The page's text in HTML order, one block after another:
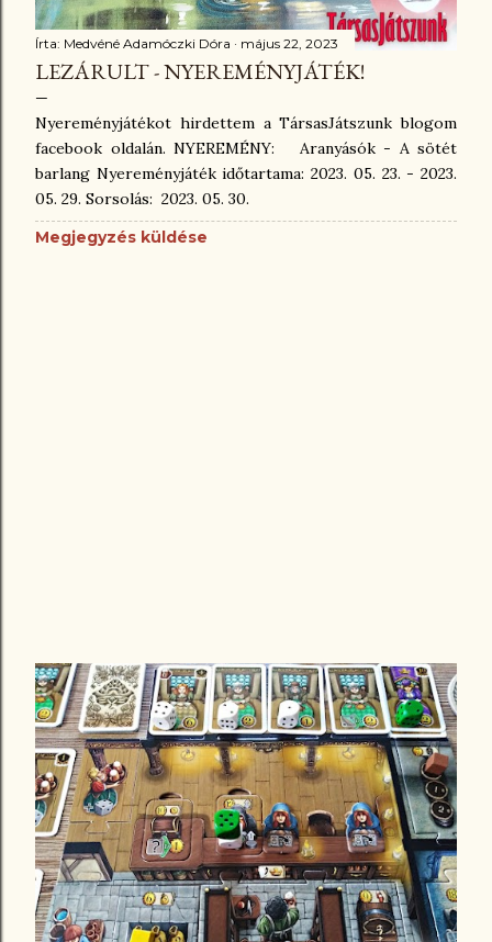
Írta: Medvéné Adamóczki Dóra május 22, 2023
LEZÁRULT - NYEREMÉNYJÁTÉK!
Nyereményjátékot hirdettem a TársasJátszunk blogom
facebook oldalán. NYEREMÉNY: Aranyásók - A sötét
barlang Nyereményjáték időtartama: 2023. 05. 23. - 2023.
05. 29. Sorsolás: 2023. 05. 30.
Megjegyzés küldése